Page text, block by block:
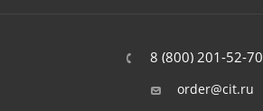
8 (800) 201-52-70
order@cit.ru